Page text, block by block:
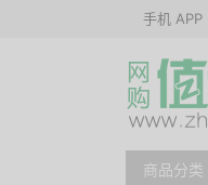
手机 APP
商品分类